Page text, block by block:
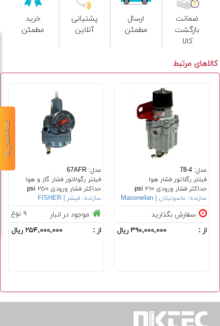
ضمانت
بازگشت
کالا
ارسال
مطمئن
پشتیانی
آنلاین
خرید
مطمئن
کالاهای مرتبط
مدل: 4-78
فیلتر رگلاتور فشار هوا
حداکثر فشار ورودی ٢١٠ psi
سازنده: ماسونیلان | Masoneilan
سفارش بگذارید
از :
۳۹۰,۰۰۰,۰۰۰ ریال
مدل: 67AFR
فیلتر رگولاتور فشار گاز و هوا
حداکثر فشار ورودی ٢٥٠ psi
سازنده: فیشر | FISHER
موجود در انبار
۹ نوع
از :
۲۵۴,۰۰۰,۰۰۰ ریال
علاقه‌مندی‌ها